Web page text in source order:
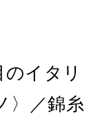
イタリ
〉／錦糸